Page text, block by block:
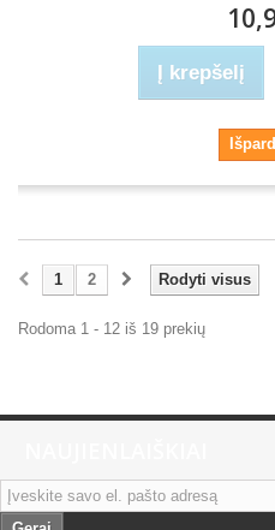
Į krepšelį
Rodyti visus
1 2
Rodoma 1 - 12 iš 19 prekių